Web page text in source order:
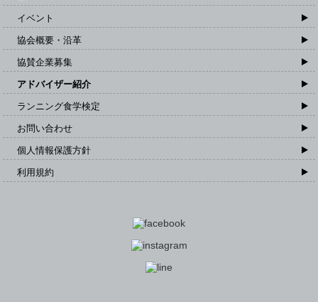
イベント
協会概要・沿革
協賛企業募集
アドバイザー紹介
ランニング食学検定
お問い合わせ
個人情報保護方針
利用規約